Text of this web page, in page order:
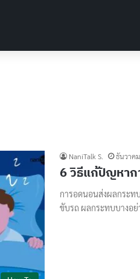
NaniTalk S. ธันวาค
6 วิธีแก้ปัญหาก
การอดนอนส่งผลกระท
ขับรถ ผลกระทบบางอ